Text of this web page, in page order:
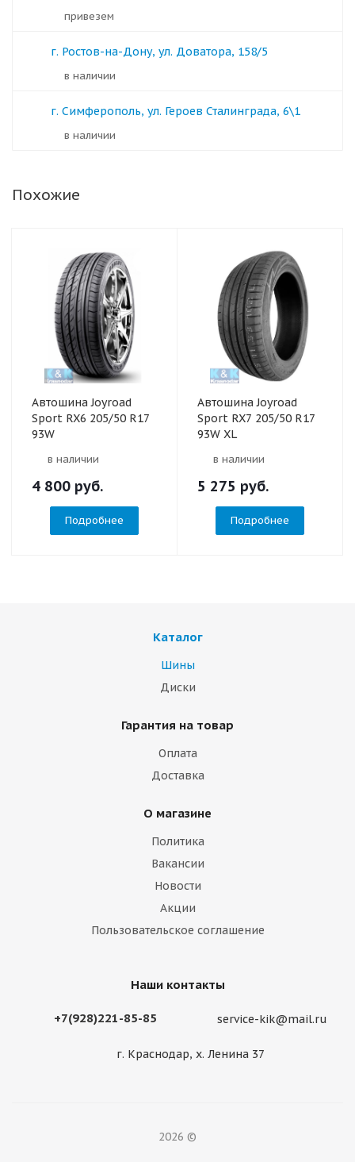
Привезем
г. Ростов-на-Дону, ул. Доватора, 158/5
в наличии
г. Симферополь, ул. Героев Сталинграда, 6\1
в наличии
Похожие
Автошина Joyroad
Sport RX6 205/50 R17
93W
в наличии
4 800 руб.
Подробнее
Автошина Joyroad
Sport RX7 205/50 R17
93W XL
в наличии
5 275 руб.
Подробнее
Каталог
Шины
Диски
Гарантия на товар
Оплата
Доставка
О магазине
Политика
Вакансии
Новости
Акции
Пользовательское соглашение
Наши контакты
+7(928)221-85-85 service-kik@mail.ru
г. Краснодар, х. Ленина 37
2026 ©